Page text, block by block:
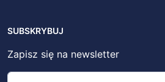
SUBSKRYBUJ
Zapisz się na newsletter